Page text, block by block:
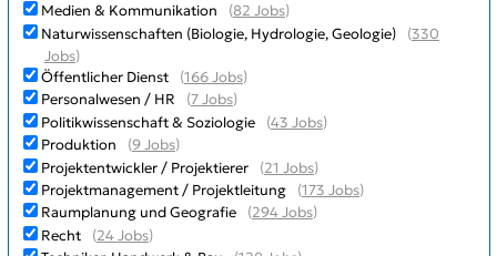
Medien & Kommunikation
(82 Jobs)
Naturwissenschaften (Biologie, Hydrologie, Geologie)
(330
Jobs)
Öffentlicher Dienst
(166 Jobs)
Personalwesen / HR
(7 Jobs)
Politikwissenschaft & Soziologie
(43 Jobs)
Produktion
(9 Jobs)
Projektentwickler / Projektierer
(21 Jobs)
Projektmanagement / Projektleitung
(173 Jobs)
Raumplanung und Geografie
(294 Jobs)
Recht
(24 Jobs)